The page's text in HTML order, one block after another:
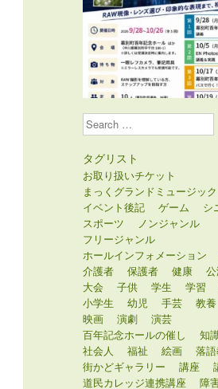
Search
タグリスト
お取り扱いチケット
まっくグランドミュージック
イベント後記
ゲーム
シ
スポーツ
ノンジャンル
フリージャンル
ホールインフォメーション
介護者
保護者 健康
大会
子供 学生 学習
小学生
幼児 手芸 教養
映画
演劇
演芸
百年記念ホールの催し
知
社会人
福祉 絵画
落
街かどギャラリー
講座
道民カレッジ連携講座
障